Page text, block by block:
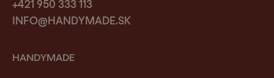
+421 950 333 113
INFO@HANDYMADE.SK
HANDYMADE